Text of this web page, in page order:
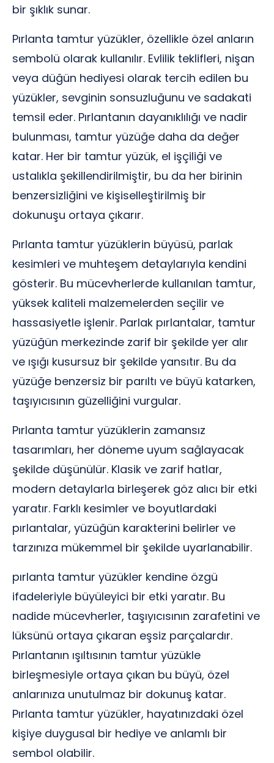
bir şıklık sunar.
Pırlanta tamtur yüzükler, özellikle özel anların
sembolü olarak kullanılır. Evlilik teklifleri, nişan
veya düğün hediyesi olarak tercih edilen bu
yüzükler, sevginin sonsuzluğunu ve sadakati
temsil eder. Pırlantanın dayanıklılığı ve nadir
bulunması, tamtur yüzüğe daha da değer
katar. Her bir tamtur yüzük, el işçiliği ve
ustalıkla şekillendirilmiştir, bu da her birinin
benzersizliğini ve kişiselleştirilmiş bir
dokunuşu ortaya çıkarır.
Pırlanta tamtur yüzüklerin büyüsü, parlak
kesimleri ve muhteşem detaylarıyla kendini
gösterir. Bu mücevherlerde kullanılan tamtur,
yüksek kaliteli malzemelerden seçilir ve
hassasiyetle işlenir. Parlak pırlantalar, tamtur
yüzüğün merkezinde zarif bir şekilde yer alır
ve ışığı kusursuz bir şekilde yansıtır. Bu da
yüzüğe benzersiz bir parıltı ve büyü katarken,
taşıyıcısının güzelliğini vurgular.
Pırlanta tamtur yüzüklerin zamansız
tasarımları, her döneme uyum sağlayacak
şekilde düşünülür. Klasik ve zarif hatlar,
modern detaylarla birleşerek göz alıcı bir etki
yaratır. Farklı kesimler ve boyutlardaki
pırlantalar, yüzüğün karakterini belirler ve
tarzınıza mükemmel bir şekilde uyarlanabilir.
pırlanta tamtur yüzükler kendine özgü
ifadeleriyle büyüleyici bir etki yaratır. Bu
nadide mücevherler, taşıyıcısının zarafetini ve
lüksünü ortaya çıkaran eşsiz parçalardır.
Pırlantanın ışıltısının tamtur yüzükle
birleşmesiyle ortaya çıkan bu büyü, özel
anlarınıza unutulmaz bir dokunuş katar.
Pırlanta tamtur yüzükler, hayatınızdaki özel
kişiye duygusal bir hediye ve anlamlı bir
sembol olabilir.